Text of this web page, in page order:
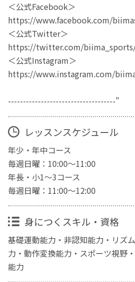
＜公式Facebook＞
https://www.facebook.com/
＜公式Twitter＞
https://twitter.com/
＜公式Instagram＞
https://www.instagram.com/
------------------------------------"
レッスンスケジュール
年少・年中コース
毎週日曜：10:00〜11:00
年長・小1〜3コース
毎週日曜：11:00〜12:00
身につくスキル・資格
基礎運動能力・非認知能力・リズ
力・動作変換能力・スポーツ視野
能力